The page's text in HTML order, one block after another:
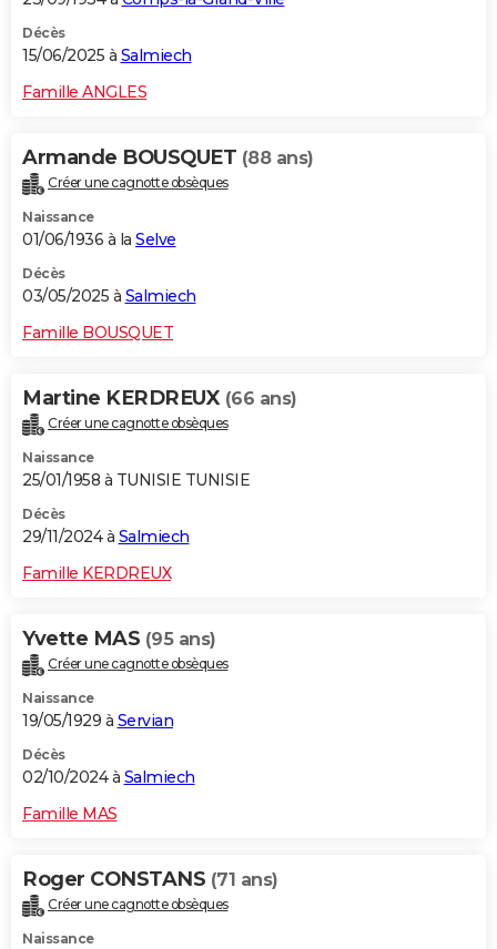
Décès
15/06/2025 à Salmiech
Famille ANGLES
Armande BOUSQUET (88 ans)
Créer une cagnotte obsèques
Naissance
01/06/1936 à la Selve
Décès
03/05/2025 à Salmiech
Famille BOUSQUET
Martine KERDREUX (66 ans)
Créer une cagnotte obsèques
Naissance
25/01/1958 à TUNISIE TUNISIE
Décès
29/11/2024 à Salmiech
Famille KERDREUX
Yvette MAS (95 ans)
Créer une cagnotte obsèques
Naissance
19/05/1929 à Servian
Décès
02/10/2024 à Salmiech
Famille MAS
Roger CONSTANS (71 ans)
Créer une cagnotte obsèques
Naissance